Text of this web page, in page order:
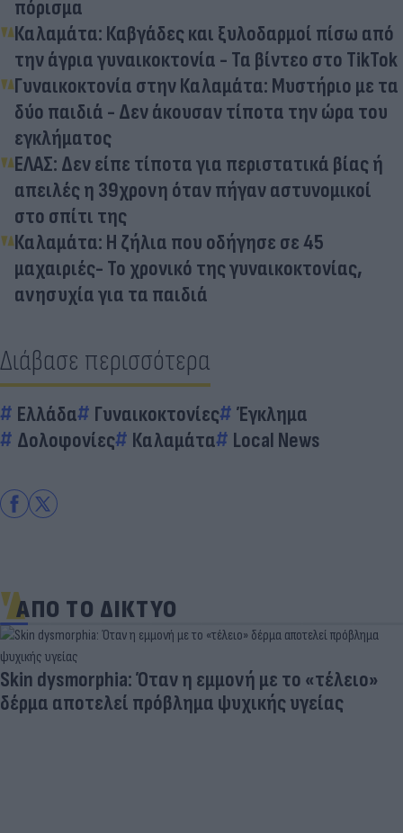
πόρισμα
Καλαμάτα: Καβγάδες και ξυλοδαρμοί πίσω από
την άγρια γυναικοκτονία - Τα βίντεο στο TikTok
Γυναικοκτονία στην Καλαμάτα: Μυστήριο με τα
δύο παιδιά - Δεν άκουσαν τίποτα την ώρα του
εγκλήματος
ΕΛΑΣ: Δεν είπε τίποτα για περιστατικά βίας ή
απειλές η 39χρονη όταν πήγαν αστυνομικοί
στο σπίτι της
Καλαμάτα: Η ζήλια που οδήγησε σε 45
μαχαιριές- Το χρονικό της γυναικοκτονίας,
ανησυχία για τα παιδιά
Διάβασε περισσότερα
Ελλάδα Γυναικοκτονίες
Έγκλημα
Δολοφονίες
Καλαμάτα Local News
ΑΠΟ ΤΟ ΔΙΚΤΥΟ
Skin dysmorphia: Όταν η εμμονή με το «τέλειο»
δέρμα αποτελεί πρόβλημα ψυχικής υγείας